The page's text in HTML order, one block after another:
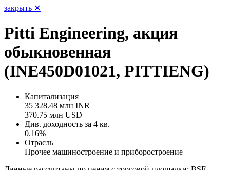
закрыть ✕
Pitti Engineering, акция
обыкновенная
(INE450D01021, PITTIENG)
Капитализация
35 328.48 млн INR
370.75 млн USD
Див. доходность за 4 кв.
0.16%
Отрасль
Прочее машиностроение и приборостроение